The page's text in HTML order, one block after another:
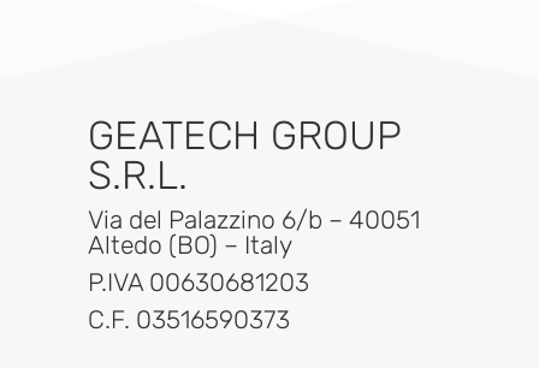
GEATECH GROUP
S.R.L.
Via del Palazzino 6/b – 40051
Altedo (BO) – Italy
P.IVA 00630681203
C.F. 03516590373